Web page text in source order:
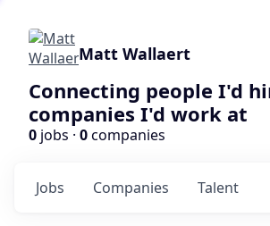
Matt Wallaert
Connecting people I'd
companies I'd work at
0 jobs · 0companies
Jobs Companies Talent